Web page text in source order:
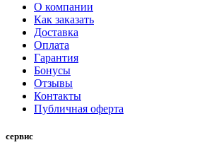
О компании
Как заказать
Доставка
Оплата
Гарантия
Бонусы
Отзывы
Контакты
Публичная оферта
сервис